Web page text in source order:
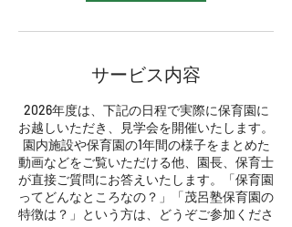
サービス内容
2026年度は、下記の日程で実際に保育園に
お越しいただき、見学会を開催いたします。
園内施設や保育園の1年間の様子をまとめた
動画などをご覧いただける他、園長、保育士
が直接ご質問にお答えいたします。「保育園
ってどんなところなの？」「茂呂塾保育園の
特徴は？」という方は、どうぞご参加くださ